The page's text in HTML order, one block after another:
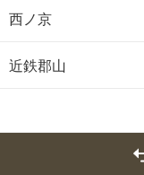
生駒郡安堵町
磯城郡田原本町
西ノ京
近鉄郡山